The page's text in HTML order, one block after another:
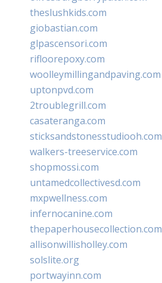
theslushkids.com
giobastian.com
glpascensori.com
rifloorepoxy.com
woolleymillingandpaving.com
uptonpvd.com
2troublegrill.com
casateranga.com
sticksandstonesstudiooh.com
walkers-treeservice.com
shopmossi.com
untamedcollectivesd.com
mxpwellness.com
infernocanine.com
thepaperhousecollection.com
allisonwillisholley.com
solslite.org
portwayinn.com